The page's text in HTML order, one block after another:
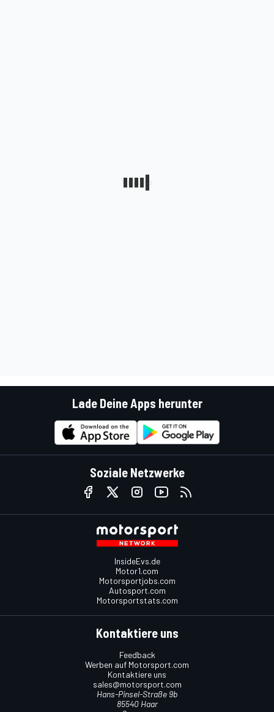
Lade Deine Apps herunter
Soziale Netzwerke
InsideEvs.de
Motor1.com
Motorsportjobs.com
Autosport.com
Motorsportstats.com
Kontaktiere uns
Feedback
Werben auf Motorsport.com
Kontaktiere uns
sales@motorsport.com
Hans-Pinsel-Straße 9b
85540 Haar